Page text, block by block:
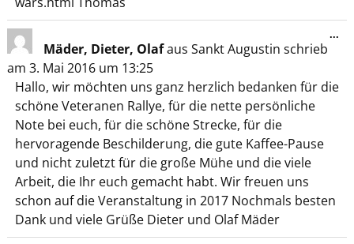
Mäder, Dieter, Olafaus Sankt Augustin schrieb
am 3. Mai 2016 um 13:25
Hallo, wir möchten uns ganz herzlich bedanken für die
schöne Veteranen Rallye, für die nette persönliche
Note bei euch, für die schöne Strecke, für die
hervoragende Beschilderung, die gute Kaffee-Pause
und nicht zuletzt für die große Mühe und die viele
Arbeit, die Ihr euch gemacht habt. Wir freuen uns
schon auf die Veranstaltung in 2017 Nochmals besten
Dank und viele Grüße Dieter und Olaf Mäder
...